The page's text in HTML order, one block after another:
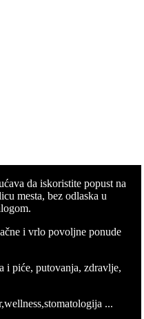
da iskoristite popust na
mesta, bez odlaska u
i vrlo povoljne ponude
i piće, putovanja, zdravlje,
...